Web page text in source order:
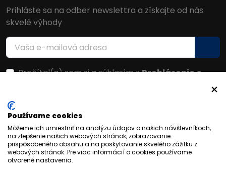
Prihláste sa na odber newslettra a získajte od nás
skvelé výhody
Prečítal(a) som si a súhlasím sPrehlásenie o
Používame cookies
Môžeme ich umiestniť na analýzu údajov o našich návštevníkoch,
na zlepšenie našich webových stránok, zobrazovanie
prispôsobeného obsahu a na poskytovanie skvelého zážitku z
webových stránok. Pre viac informácií o cookies používame
otvorené nastavenia.